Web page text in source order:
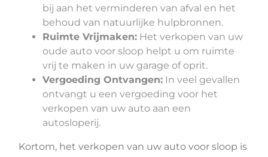
bij aan het verminderen van afval en het
behoud van natuurlijke hulpbronnen.
Ruimte Vrijmaken: Het verkopen van uw
oude auto voor sloop helpt u om ruimte
vrij te maken in uw garage of oprit.
Vergoeding Ontvangen: In veel gevallen
ontvangt u een vergoeding voor het
verkopen van uw auto aan een
autosloperij.
Kortom, het verkopen van uw auto voor sloop is